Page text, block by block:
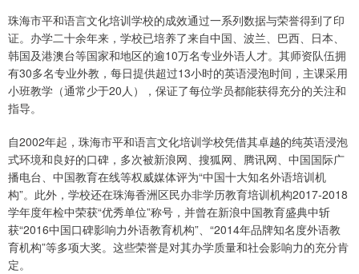
珠海市平和语言文化培训学校的成效通过一系列数据与荣誉得到了印
证。办学二十余年来，学校已培养了来自中国、波兰、巴西、日本、
韩国及港澳台等国家和地区的逾10万名专业外语人才。其师资队伍拥
有30多名专业外教，每日提供超过13小时的英语浸泡时间，主课采用
小班教学（通常少于20人），保证了每位学员都能获得充分的关注和
指导。
自2002年起，珠海市平和语言文化培训学校凭借其卓越的纯英语浸泡
式环境和良好的口碑，多次被新浪网、搜狐网、腾讯网、中国国际广
播电台、中国教育在线等权威媒体评为“中国十大知名外语培训机
构”。此外，学校还在珠海香洲区民办非学历教育培训机构2017-2018
学年度年检中荣获“优秀单位”称号，并曾在新浪中国教育盛典中斩
获“2016中国口碑影响力外语教育机构”、“2014年品牌知名度外语教
育机构”等多项大奖。这些荣誉是对其办学质量和社会影响力的充分肯
定。